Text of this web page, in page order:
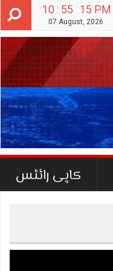
10 : 55 : 16 PM
07 August, 2026
کاپی رائٹس